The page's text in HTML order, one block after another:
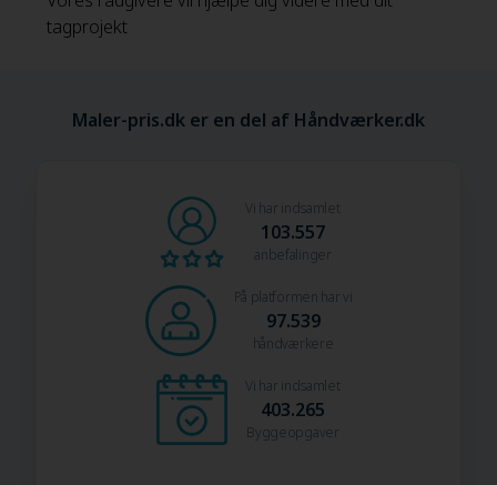
tagprojekt
Maler-pris.dk er en del af Håndværker.dk
Vi har indsamlet
103.557
anbefalinger
På platformen har vi
97.539
håndværkere
Vi har indsamlet
403.265
Byggeopgaver